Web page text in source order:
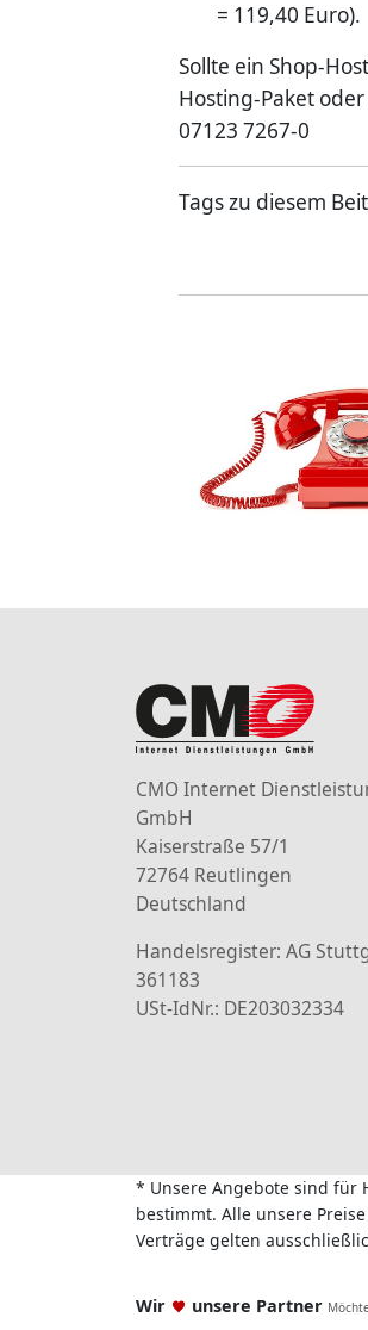
= 119,40 Euro).
Sollte ein Shop-
Hosting-Paket
07123 7267-0
Tags zu diesem
CMO Internet
GmbH
Kaiserstraße 57/1
72764 Reutlingen
Deutschland
Handelsregister: AG
361183
USt-IdNr.: DE203032334
* Unsere Angebote sind für
bestimmt. Alle unsere
Verträge gelten
Wir unsere Partner